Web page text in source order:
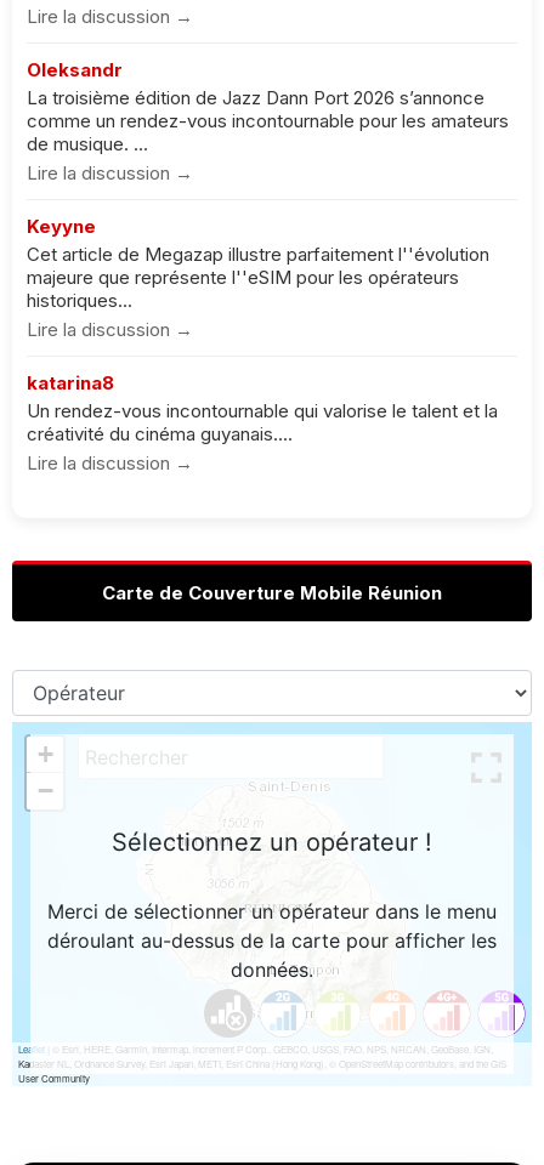
Lire la discussion →
Oleksandr
La troisième édition de Jazz Dann Port 2026 s’annonce
comme un rendez-vous incontournable pour les amateurs
de musique. ...
Lire la discussion →
Keyyne
Cet article de Megazap illustre parfaitement l''évolution
majeure que représente l''eSIM pour les opérateurs
historiques...
Lire la discussion →
katarina8
Un rendez-vous incontournable qui valorise le talent et la
créativité du cinéma guyanais....
Lire la discussion →
Carte de Couverture Mobile Réunion